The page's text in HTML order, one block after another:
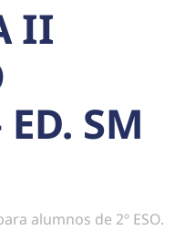
II
SM
alumnos de 2º ESO.